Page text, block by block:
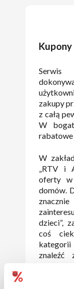
zakupy
z całą
W
rabatowe
W
„RTV i
oferty w
domów.
dzieci”,
coś
kategorii
znaleźć